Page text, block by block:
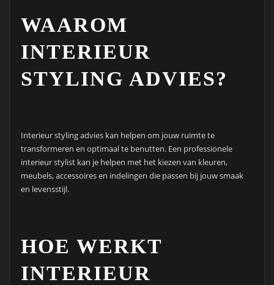
WAAROM
INTERIEUR
STYLING ADVIES?
Interieur styling advies kan helpen om jouw ruimte te
transformeren en optimaal te benutten. Een professionele
interieur stylist kan je helpen met het kiezen van kleuren,
meubels, accessoires en indelingen die passen bij jouw smaak
en levensstijl.
HOE WERKT
INTERIEUR